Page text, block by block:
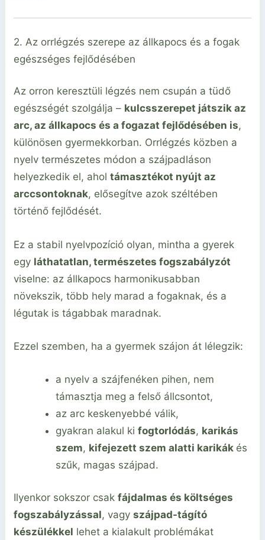
2. Az orrlégzés szerepe az állkapocs és a fogak
egészséges fejlődésében
Az orron keresztüli légzés nem csupán a tüdő
egészségét szolgálja – kulcsszerepet játszik az
arc, az állkapocs és a fogazat fejlődésében is,
különösen gyermekkorban. Orrlégzés közben a
nyelv természetes módon a szájpadláson
helyezkedik el, aholtámasztékot nyújt az
arccsontoknak, elősegítve azok széltében
történő fejlődését.
Ez a stabil nyelvpozíció olyan, mintha a gyerek
egy láthatatlan, természetes fogszabályzót
viselne: az állkapocs harmonikusabban
növekszik, több hely marad a fogaknak, és a
légutak is tágabbak maradnak.
Ezzel szemben, ha a gyermek szájon át lélegzik:
a nyelv a szájfenéken pihen, nem
támasztja meg a felső állcsontot,
az arc keskenyebbé válik,
gyakran alakul kifogtorlódás, karikás
szem, kifejezett szem alatti karikák és
szűk, magas szájpad.
Ilyenkor sokszor csakfájdalmas és költséges
fogszabályzással, vagyszájpad-tágító
készülékkel lehet a kialakult problémákat